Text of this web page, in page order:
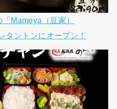
Mameya（豆家）
タントンにオープン！